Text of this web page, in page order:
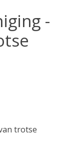
-
trotse